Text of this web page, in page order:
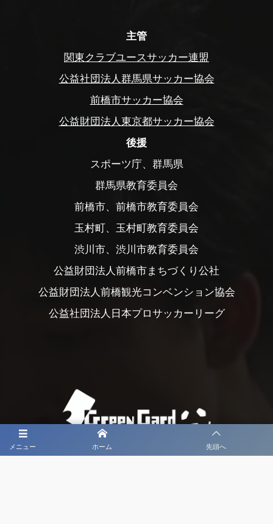
メニュー ホーム 先頭へ
主管
関東クラブユースサッカー連盟
公益社団法人群馬県サッカー協会
前橋市サッカー協会
公益財団法人東京都サッカー協会
後援
スポーツ庁、群馬県
群馬県教育委員会
前橋市、前橋市教育委員会
玉村町、玉村町教育委員会
渋川市、渋川市教育委員会
公益財団法人前橋市まちづくり公社
公益財団法人前橋観光コンベンション協会
公益社団法人日本プロサッカーリーグ